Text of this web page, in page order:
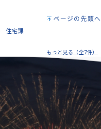
ページの先頭へ
住宅課
もっと見る（全7件）